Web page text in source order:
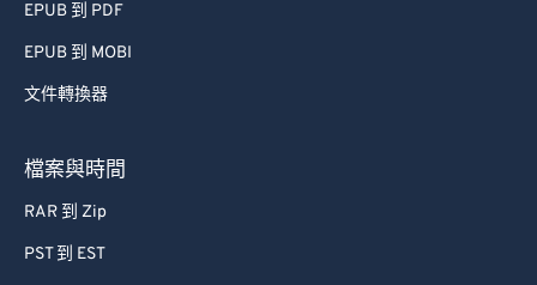
EPUB 到 PDF
EPUB 到 MOBI
文件轉換器
檔案與時間
RAR 到 Zip
PST 到 EST